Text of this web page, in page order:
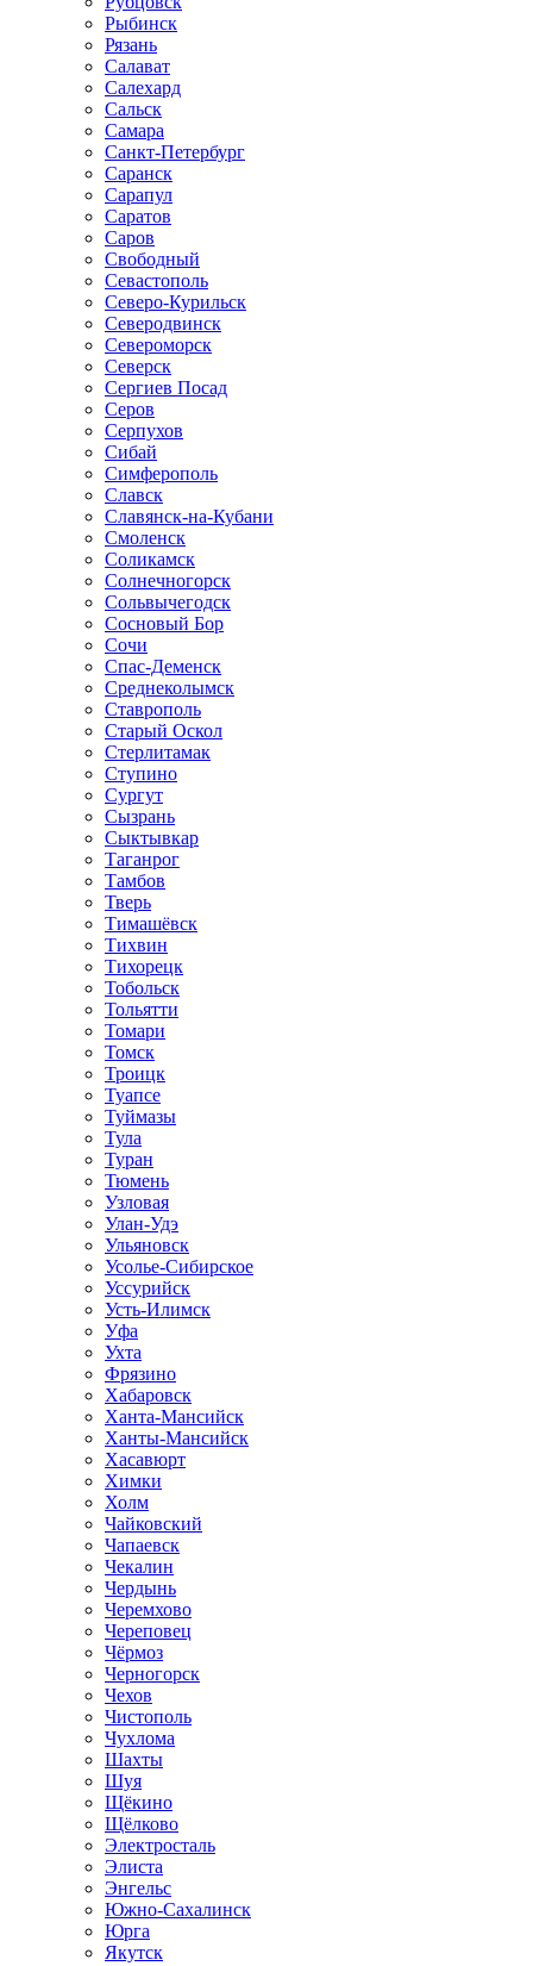
Рыбинск
Рязань
Салават
Салехард
Сальск
Самара
Санкт-Петербург
Саранск
Сарапул
Саратов
Саров
Свободный
Севастополь
Северо-Курильск
Северодвинск
Североморск
Северск
Сергиев Посад
Серов
Серпухов
Сибай
Симферополь
Славск
Славянск-на-Кубани
Смоленск
Соликамск
Солнечногорск
Сольвычегодск
Сосновый Бор
Сочи
Спас-Деменск
Среднеколымск
Ставрополь
Старый Оскол
Стерлитамак
Ступино
Сургут
Сызрань
Сыктывкар
Таганрог
Тамбов
Тверь
Тимашёвск
Тихвин
Тихорецк
Тобольск
Тольятти
Томари
Томск
Троицк
Туапсе
Туймазы
Тула
Туран
Тюмень
Узловая
Улан-Удэ
Ульяновск
Усолье-Сибирское
Уссурийск
Усть-Илимск
Уфа
Ухта
Фрязино
Хабаровск
Ханта-Мансийск
Ханты-Мансийск
Хасавюрт
Химки
Холм
Чайковский
Чапаевск
Чекалин
Чердынь
Черемхово
Череповец
Чёрмоз
Черногорск
Чехов
Чистополь
Чухлома
Шахты
Шуя
Щёкино
Щёлково
Электросталь
Элиста
Энгельс
Южно-Сахалинск
Юрга
Якутск